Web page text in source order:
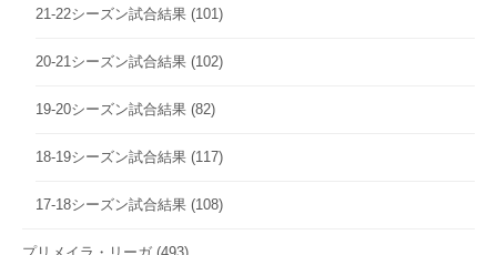
21-22シーズン試合結果 (101)
20-21シーズン試合結果 (102)
19-20シーズン試合結果 (82)
18-19シーズン試合結果 (117)
17-18シーズン試合結果 (108)